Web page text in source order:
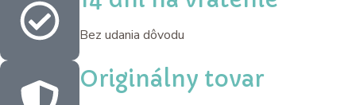
Bez udania dôvodu
Originálny tovar